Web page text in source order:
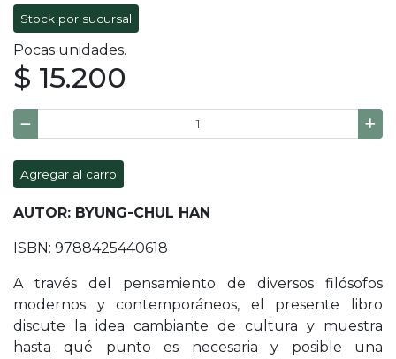
Stock por sucursal
Pocas unidades.
$ 15.200
Agregar al carro
AUTOR: BYUNG-CHUL HAN
ISBN: 9788425440618
A través del pensamiento de diversos filósofos
modernos y contemporáneos, el presente libro
discute la idea cambiante de cultura y muestra
hasta qué punto es necesaria y posible una